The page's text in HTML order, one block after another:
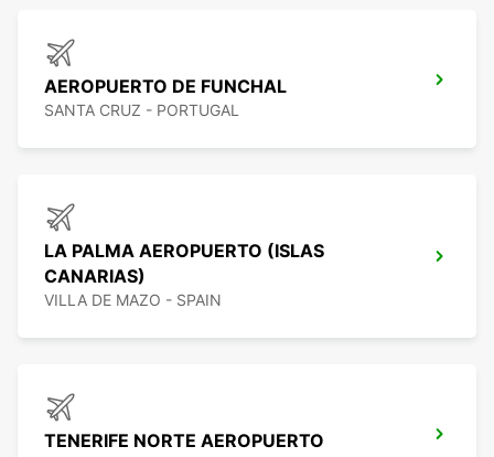
AEROPUERTO DE FUNCHAL
SANTA CRUZ - PORTUGAL
LA PALMA AEROPUERTO (ISLAS
CANARIAS)
VILLA DE MAZO - SPAIN
TENERIFE NORTE AEROPUERTO